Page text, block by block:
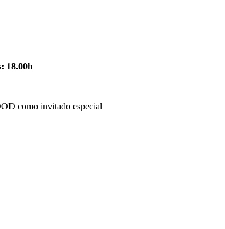
18.00h
como invitado especial